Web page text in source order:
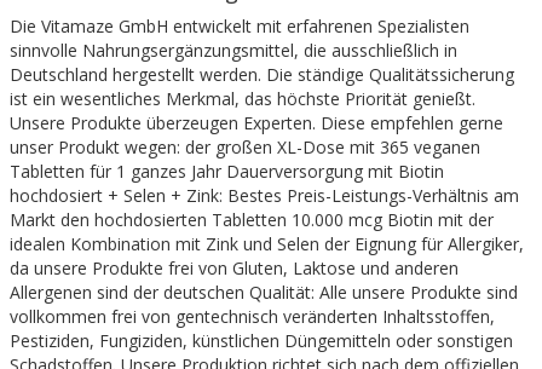
Die Vitamaze GmbH entwickelt mit erfahrenen Spezialisten
sinnvolle Nahrungsergänzungsmittel, die ausschließlich in
Deutschland hergestellt werden. Die ständige Qualitätssicherung
ist ein wesentliches Merkmal, das höchste Priorität genießt.
Unsere Produkte überzeugen Experten. Diese empfehlen gerne
unser Produkt wegen: der großen XL-Dose mit 365 veganen
Tabletten für 1 ganzes Jahr Dauerversorgung mit Biotin
hochdosiert + Selen + Zink: Bestes Preis-Leistungs-Verhältnis am
Markt den hochdosierten Tabletten 10.000 mcg Biotin mit der
idealen Kombination mit Zink und Selen der Eignung für Allergiker,
da unsere Produkte frei von Gluten, Laktose und anderen
Allergenen sind der deutschen Qualität: Alle unsere Produkte sind
vollkommen frei von gentechnisch veränderten Inhaltsstoffen,
Pestiziden, Fungiziden, künstlichen Düngemitteln oder sonstigen
Schadstoffen. Unsere Produktion richtet sich nach dem offiziellen